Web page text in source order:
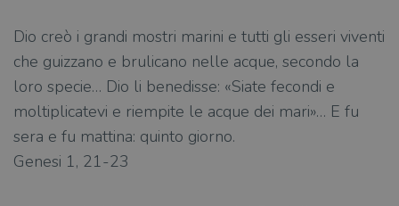
Dio creò i grandi mostri marini e tutti gli esseri viventi
che guizzano e brulicano nelle acque, secondo la
loro specie… Dio li benedisse: «Siate fecondi e
moltiplicatevi e riempite le acque dei mari»… E fu
sera e fu mattina: quinto giorno.
Genesi 1, 21-23